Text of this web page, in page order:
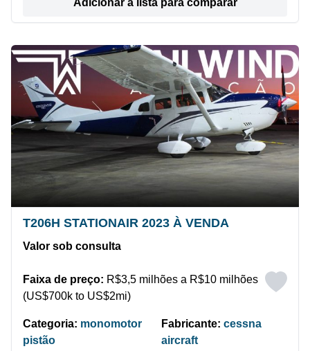
Adicionar a lista para comparar
T206H STATIONAIR 2023 À VENDA
Valor sob consulta
Faixa de preço: R$3,5 milhões a R$10 milhões
(US$700k to US$2mi)
Categoria: monomotor
pistão
Fabricante:cessna
aircraft